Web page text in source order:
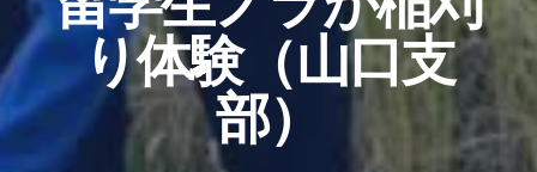
り体験（山口支
部）